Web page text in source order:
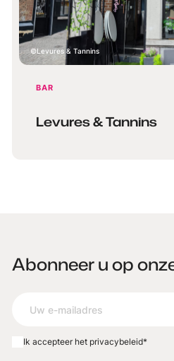
Levures & Tannins
BAR
Levures & Tannins
Abonneer u op
Ik accepteer het privacybeleid*